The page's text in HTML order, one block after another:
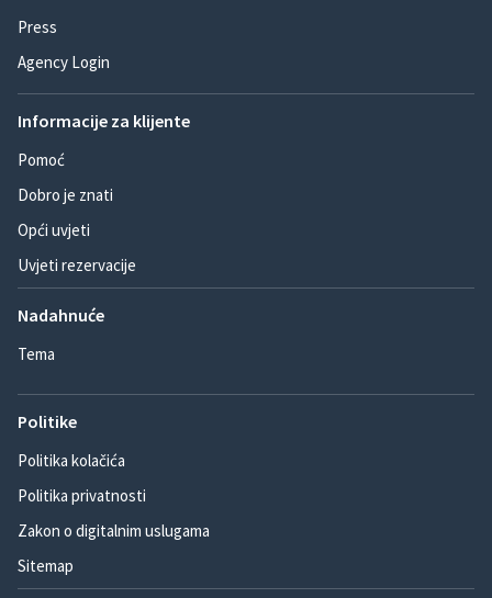
Press
Agency Login
Informacije za klijente
Pomoć
Dobro je znati
Opći uvjeti
Uvjeti rezervacije
Nadahnuće
Tema
Politike
Politika kolačića
Politika privatnosti
Zakon o digitalnim uslugama
Sitemap